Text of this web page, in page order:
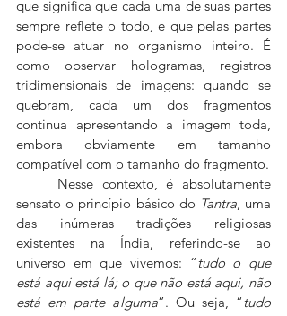
que significa que cada uma de suas partes
sempre reflete o todo, e que pelas partes
pode-se atuar no organismo inteiro. É
como observar hologramas, registros
tridimensionais de imagens: quando se
quebram, cada um dos fragmentos
continua apresentando a imagem toda,
embora obviamente em tamanho
compatível com o tamanho do fragmento.
sensato o princípio básico do Tantra, uma
das inúmeras tradições religiosas
existentes na Índia, referindo-se ao
universo em que vivemos: “tudo o que
está aqui está lá; o que não está aqui, não
está em parte alguma”. Ou seja, “tudo